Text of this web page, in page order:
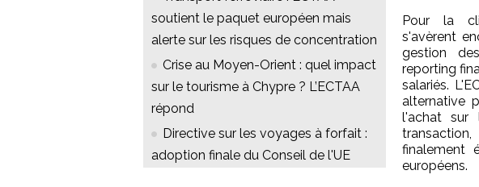
soutient le paquet européen mais
alerte sur les risques de concentration
Crise au Moyen-Orient : quel impact
sur le tourisme à Chypre ? L’ECTAA
répond
Directive sur les voyages à forfait :
adoption finale du Conseil de l'UE
Pour la
s'avèrent
gestion
reporting
salariés.
alternative
l'achat sur
finalement
européens.